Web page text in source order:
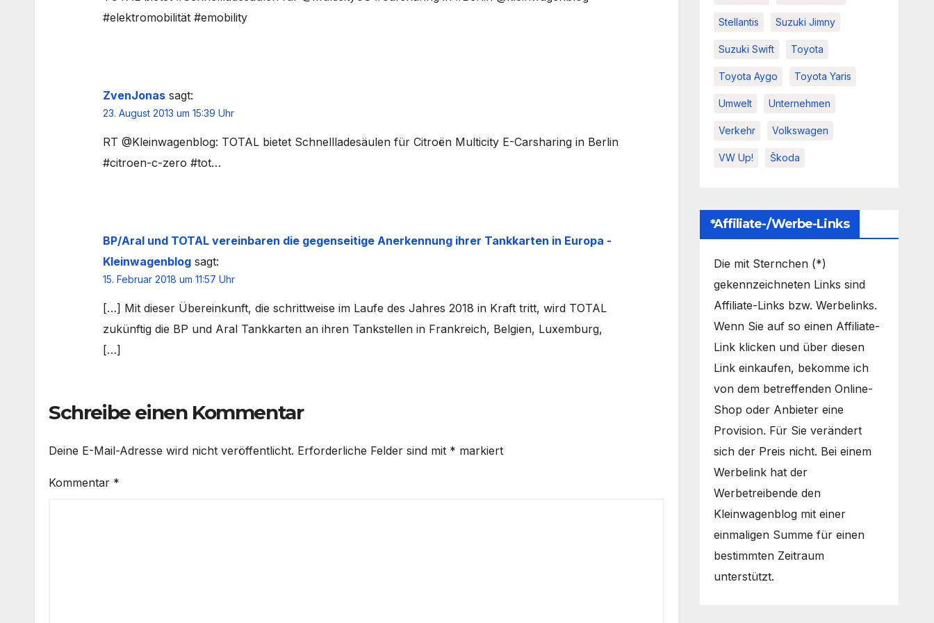
#elektromobilität #emobility
ZvenJonas sagt:
23. August 2013 um 15:39 Uhr
RT @Kleinwagenblog: TOTAL bietet Schnellladesäulen für Citroën Multicity E-Carsharing in Berlin
#citroen-c-zero #tot…
BP/Aral und TOTAL vereinbaren die gegenseitige Anerkennung ihrer Tankkarten in Europa -
Kleinwagenblog sagt:
15. Februar 2018 um 11:57 Uhr
[…] Mit dieser Übereinkunft, die schrittweise im Laufe des Jahres 2018 in Kraft tritt, wird TOTAL
zukünftig die BP und Aral Tankkarten an ihren Tankstellen in Frankreich, Belgien, Luxemburg,
[…]
Schreibe einen Kommentar
Deine E-Mail-Adresse wird nicht veröffentlicht. Erforderliche Felder sind mit * markiert
Kommentar *
Stellantis Suzuki Jimny
Suzuki Swift Toyota
Toyota Aygo Toyota Yaris
Umwelt Unternehmen
Verkehr Volkswagen
VW Up! Škoda
*Affiliate-/Werbe-Links
Die mit Sternchen (*)
gekennzeichneten Links sind
Affiliate-Links bzw. Werbelinks.
Wenn Sie auf so einen Affiliate-
Link klicken und über diesen
Link einkaufen, bekomme ich
von dem betreffenden Online-
Shop oder Anbieter eine
Provision. Für Sie verändert
sich der Preis nicht. Bei einem
Werbelink hat der
Werbetreibende den
Kleinwagenblog mit einer
einmaligen Summe für einen
bestimmten Zeitraum
unterstützt.